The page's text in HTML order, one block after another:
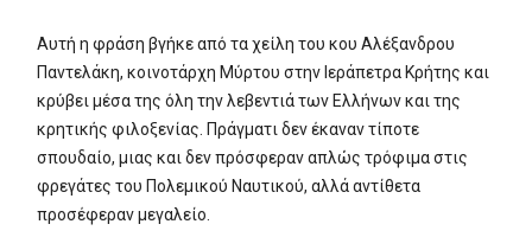
Αυτή η φράση βγήκε από τα χείλη του κου Αλέξανδρου
Παντελάκη, κοινοτάρχη Μύρτου στην Ιεράπετρα Κρήτης και
κρύβει μέσα της όλη την λεβεντιά των Ελλήνων και της
κρητικής φιλοξενίας. Πράγματι δεν έκαναν τίποτε
σπουδαίο, μιας και δεν πρόσφεραν απλώς τρόφιμα στις
φρεγάτες του Πολεμικού Ναυτικού, αλλά αντίθετα
προσέφεραν μεγαλείο.